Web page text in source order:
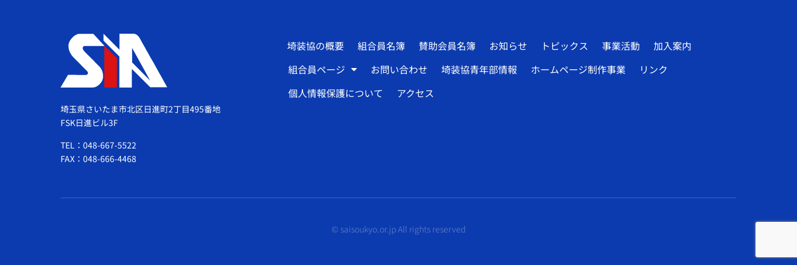
埼玉県さいたま市北区日進町2丁目495番地
FSK日進ビル3F
TEL：048-667-5522
FAX：048-666-4468
埼装協の概要 組合員名簿 賛助会員名簿 お知らせ トピックス 事業活動
加入案内
組合員ページ
お問い合わせ 埼装協青年部情報 ホームページ制作事業
リンク
個人情報保護について
アクセス
© saisoukyo.or.jp All rights reserved